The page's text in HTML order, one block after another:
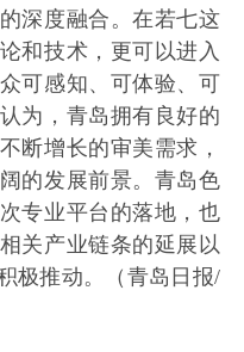
深度融合。在若七这
和技术，更可以进入
可感知、可体验、可
为，青岛拥有良好的
断增长的审美需求，
的发展前景。青岛色
专业平台的落地，也
关产业链条的延展以
极推动。（青岛日报/